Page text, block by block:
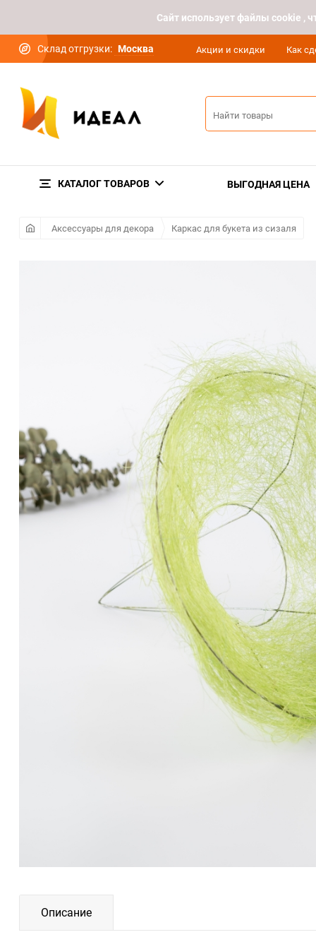
Cайт использует файлы cookie ,
Склад отгрузки: Москва Акции и скидки Как
КАТАЛОГ ТОВАРОВ ВЫГОДНАЯ ЦЕНА
Аксессуары для декора Каркас для букета из сизаля
Описание